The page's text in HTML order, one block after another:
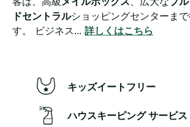
ドセントラルショッピングセンターま
す。 ビジネス... 詳しくはこちら
キッズイートフリー
ハウスキーピング サービス